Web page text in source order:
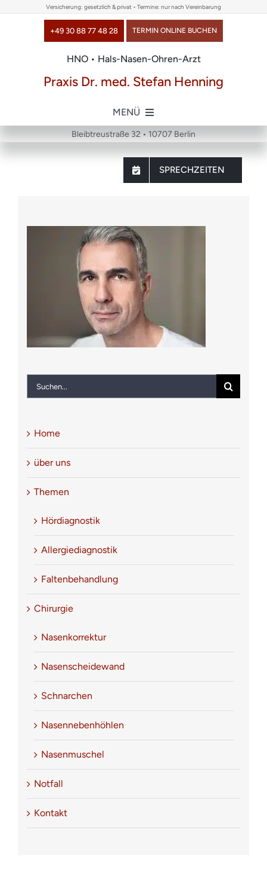
Versicherung: gesetzlich & privat • Termine: nur nach Vereinbarung
HNO • Hals-Nasen-Ohren-Arzt
+49 30 88 77 48 28 TERMIN ONLINE BUCHEN
Praxis Dr. med. Stefan Henning
MENÜ
Home
SPRECHZEITEN
Bleibtreustraße 32 • 10707 Berlin
Suche
nach:
Home
über uns
Themen
Hördiagnostik
Allergiediagnostik
Faltenbehandlung
Chirurgie
Nasenkorrektur
Nasenscheidewand
Schnarchen
Nasennebenhöhlen
Nasenmuschel
Notfall
Kontakt